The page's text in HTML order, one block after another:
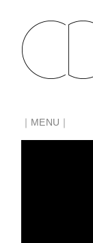
｜MENU｜